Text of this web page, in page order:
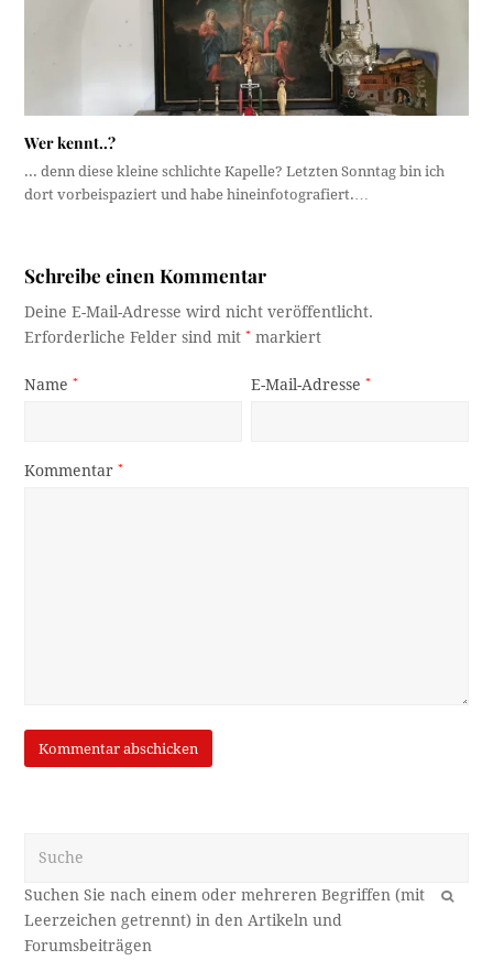
Wer kennt..?
... denn diese kleine schlichte Kapelle? Letzten Sonntag bin ich
dort vorbeispaziert und habe hineinfotografiert.…
Schreibe einen Kommentar
Deine E-Mail-Adresse wird nicht veröffentlicht.
Erforderliche Felder sind mit* markiert
Name* E-Mail-Adresse*
Kommentar*
OK